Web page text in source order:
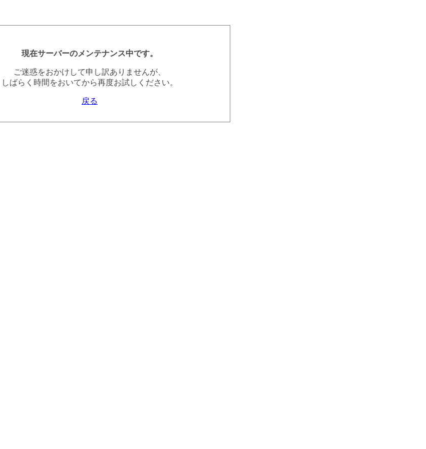
現在サーバーのメンテナンス中です。
ご迷惑をおかけして申し訳ありませんが、
しばらく時間をおいてから再度お試しください。
戻る